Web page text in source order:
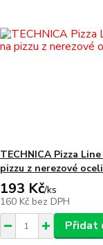
TECHNICA Pizza
pizzu z nerezové
193 Kč/ks
160 Kč bez DPH
Přidat